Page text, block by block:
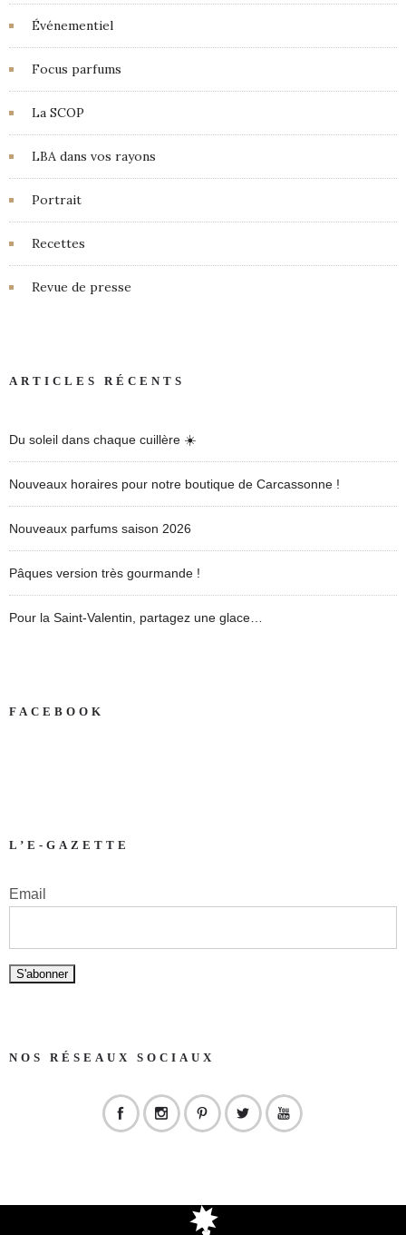
Événementiel
Focus parfums
La SCOP
LBA dans vos rayons
Portrait
Recettes
Revue de presse
ARTICLES RÉCENTS
Du soleil dans chaque cuillère ☀️
Nouveaux horaires pour notre boutique de Carcassonne !
Nouveaux parfums saison 2026
Pâques version très gourmande !
Pour la Saint-Valentin, partagez une glace…
FACEBOOK
L’E-GAZETTE
Email
NOS RÉSEAUX SOCIAUX